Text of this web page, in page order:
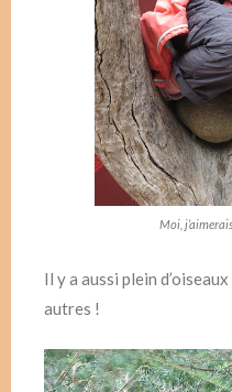
Moi,
Il y a aussi plein
autres !